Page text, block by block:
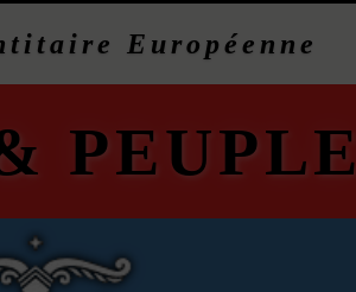
Européenne
PEUPLE